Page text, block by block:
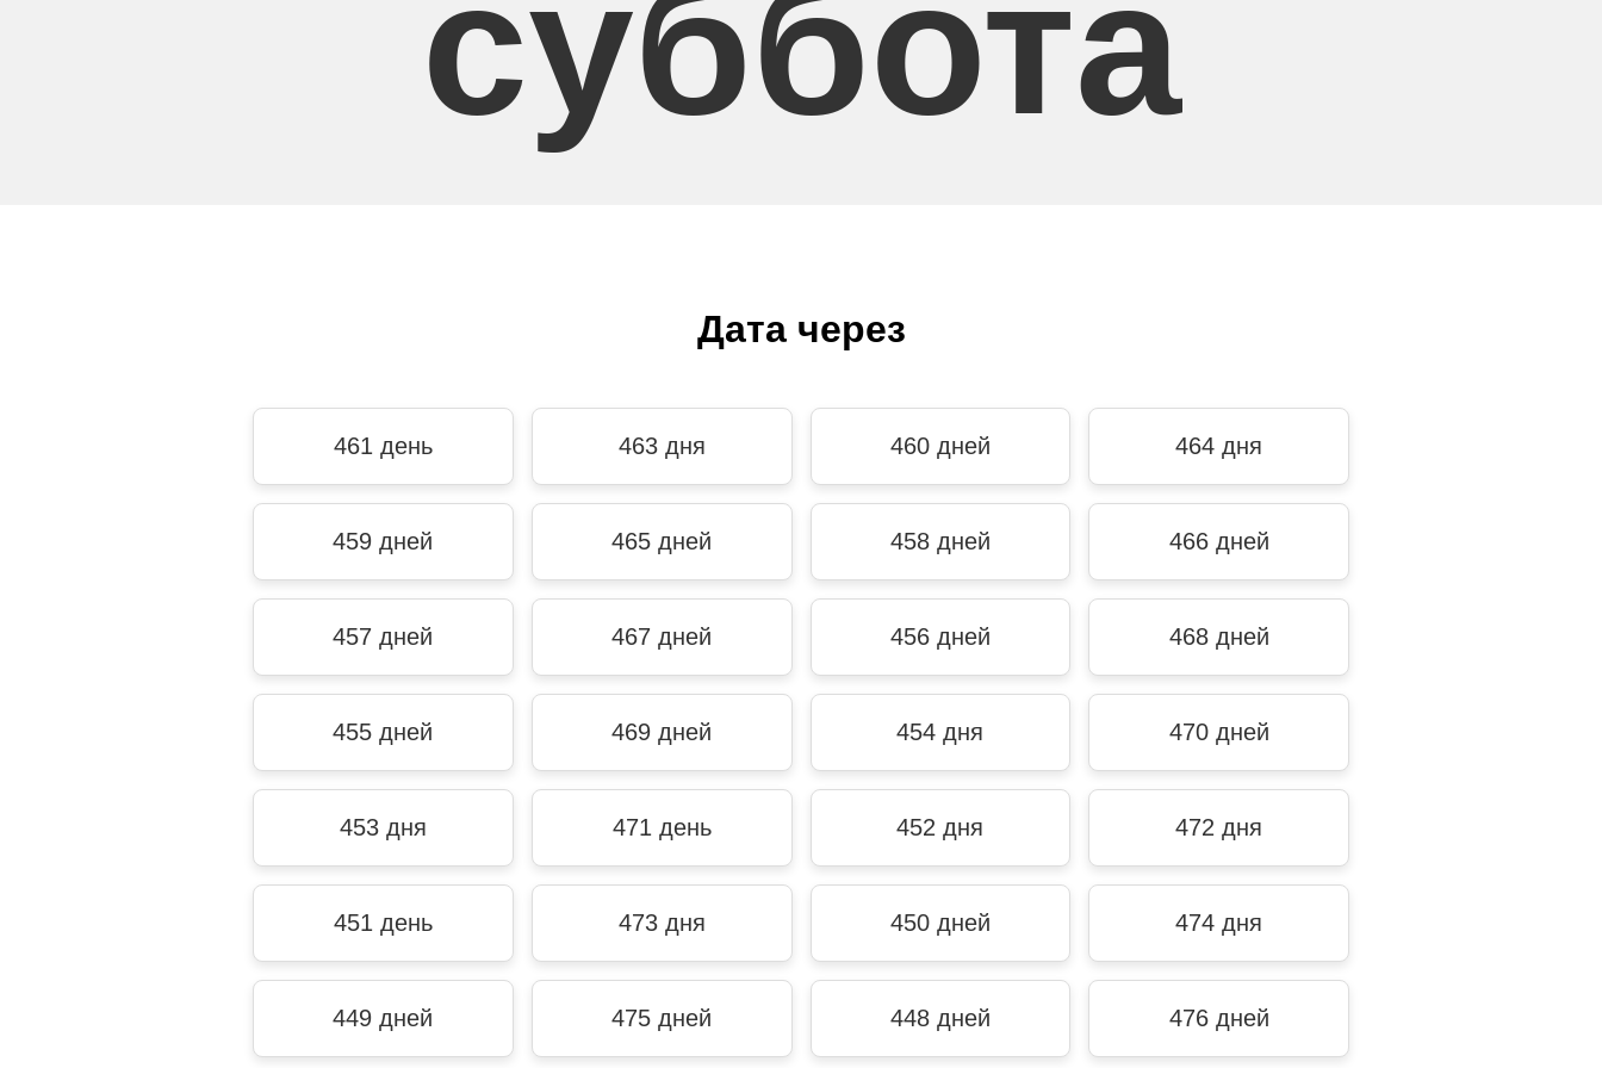
суббота
Дата через
461 день 463 дня 460 дней 464 дня
459 дней 465 дней 458 дней 466 дней
457 дней 467 дней 456 дней 468 дней
455 дней 469 дней 454 дня 470 дней
453 дня 471 день 452 дня 472 дня
451 день 473 дня 450 дней 474 дня
449 дней 475 дней 448 дней 476 дней